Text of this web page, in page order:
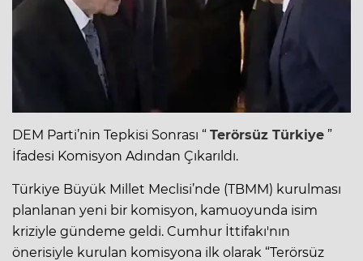
DEM Parti’nin Tepkisi Sonrası “ Terörsüz Türkiye ”
İfadesi Komisyon Adından Çıkarıldı.
Türkiye Büyük Millet Meclisi’nde (TBMM) kurulması
planlanan yeni bir komisyon, kamuoyunda isim
kriziyle gündeme geldi. Cumhur İttifakı'nın
önerisiyle kurulan komisyona ilk olarak “Terörsüz